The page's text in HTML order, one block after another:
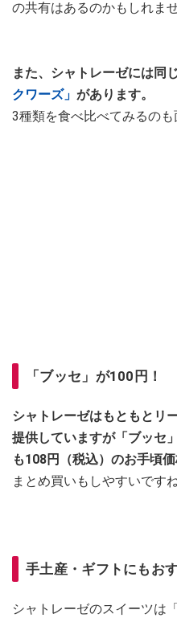
の共有はあるのかもしれませ
また、シャトレーゼには同
クワーズ」 があります。
3種類を食べ比べてみるのも
「ブッセ」が100円！
シャトレーゼはもともとリ
提供していますが「ブッセ
も108円（税込）のお手頃価
まとめ買いもしやすいですね
手土産・ギフトにもお
シャトレーゼのスイーツは